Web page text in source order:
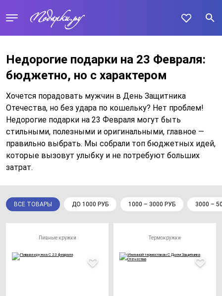
Недорогие подарки на 23 Февраля:
бюджетно, но с характером
Хочется порадовать мужчин в День Защитника
Отечества, но без удара по кошельку? Нет проблем!
Недорогие подарки на 23 Февраля могут быть
стильными, полезными и оригинальными, главное —
правильно выбрать. Мы собрали топ бюджетных идей,
которые вызовут улыбку и не потребуют больших
затрат.
ВСЕ ТОВАРЫ ДО 1000 РУБ 1000 – 3000 РУБ 3000 –
Пивные кружки Термокружки